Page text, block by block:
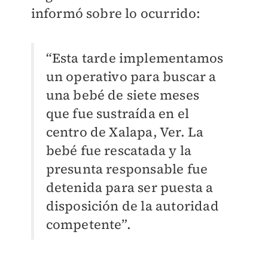
informó sobre lo ocurrido:
“Esta tarde implementamos
un operativo para buscar a
una bebé de siete meses
que fue sustraída en el
centro de Xalapa, Ver. La
bebé fue rescatada y la
presunta responsable fue
detenida para ser puesta a
disposición de la autoridad
competente”.